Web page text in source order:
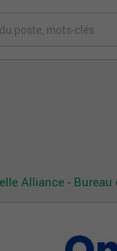
Alliance - Bureau